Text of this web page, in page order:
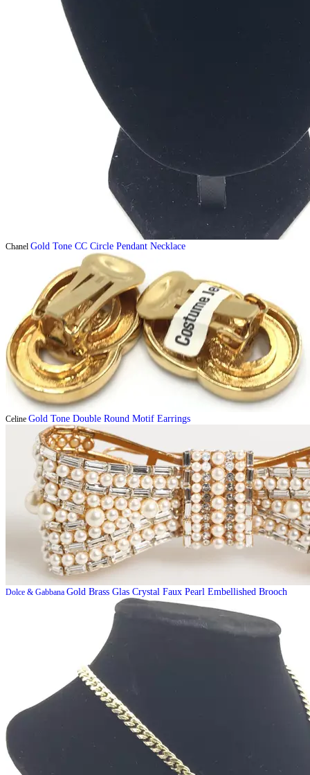
Chanel Gold Tone CC Circle Pendant Necklace
Celine Gold Tone Double Round Motif Earrings
Dolce & Gabbana Gold Brass Glas Crystal Faux Pearl Embellished Brooch